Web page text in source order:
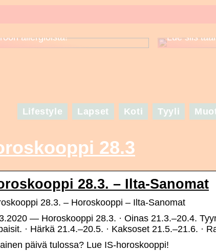
allergioista!
Lue siis
Lifestyle Lapset Koti Tyyli
28.3
28.3. – Ilta-Sanomat
28.3. – Horoskooppi – Ilta-Sanomat
— Horoskooppi 28.3. · Oinas 21.3.–20.4.
· Härkä 21.4.–20.5. · Kaksoset 21.5.–21.6. ·
päivä tulossa? Lue IS-horoskooppi!